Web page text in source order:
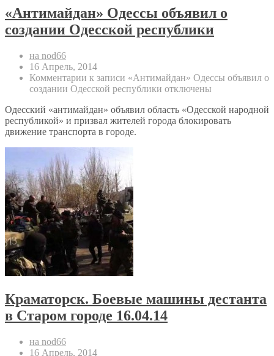
«Антимайдан» Одессы объявил о
создании Одесской республики
на nod66
16 Апрель, 2014
Комментарии к записи «Антимайдан» Одессы объявил о
создании Одесской республики отключены
Одесский «антимайдан» объявил область «Одесской народной
республикой» и призвал жителей города блокировать
движение транспорта в городе.
Краматорск. Боевые машины дестанта
в Старом городе 16.04.14
на nod66
16 Апрель, 2014